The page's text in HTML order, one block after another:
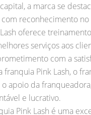
a marca se
reconhecimento
oferece
serviços aos
com a
franquia Pink Lash, o
apoio da
e lucrativo.
Pink Lash é uma